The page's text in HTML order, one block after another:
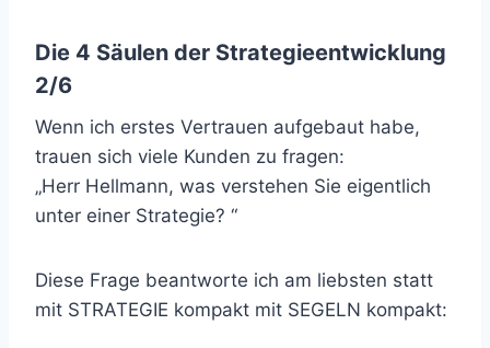
Die 4 Säulen der Strategieentwicklung
2/6
Wenn ich erstes Vertrauen aufgebaut habe,
trauen sich viele Kunden zu fragen:
„Herr Hellmann, was verstehen Sie eigentlich
unter einer Strategie? “
Diese Frage beantworte ich am liebsten statt
mit STRATEGIE kompakt mit SEGELN kompakt: